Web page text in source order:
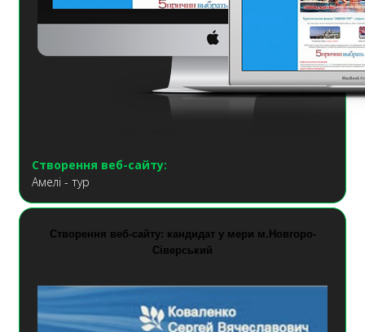
Створення веб-сайту:
Амелі - тур
Створення веб-сайту: кандидат у мери м.Новгоро-
Сіверський